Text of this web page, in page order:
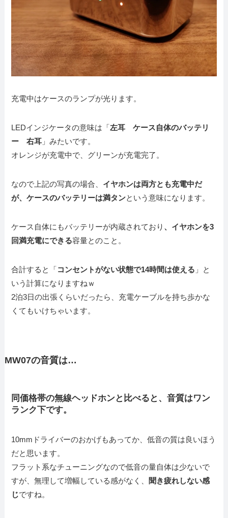
充電中はケースのランプが光ります。
LEDインジケータの意味は「左耳 ケース自体のバッテリ
ー 右耳 」みたいです。
オレンジが充電中で、グリーンが充電完了。
なので上記の写真の場合、 イヤホンは両方とも充電中だ
が、ケースのバッテリーは満タンという意味になります。
ケース自体にもバッテリーが内蔵されており 、イヤホンを3
回満充電にできる容量とのこと。
合計すると「コンセントがない状態で14時間は使える 」と
いう計算になりますねｗ
2泊3日の出張くらいだったら、充電ケーブルを持ち歩かな
くてもいけちゃいます。
MW07の音質は…
同価格帯の無線ヘッドホンと比べると、音質はワン
ランク下です。
10mmドライバーのおかげもあってか、低音の質は良いほう
だと思います。
フラット系なチューニングなので低音の量自体は少ないで
すが、無理して増幅している感がなく、 聞き疲れしない感
じですね。